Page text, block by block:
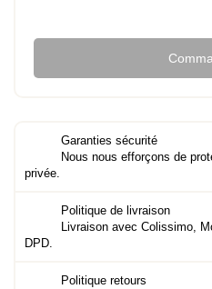
Garanties sécurité
Nous nous efforçons de
privée.
Politique de livraison
Livraison avec Colissimo,
DPD.
Politique retours